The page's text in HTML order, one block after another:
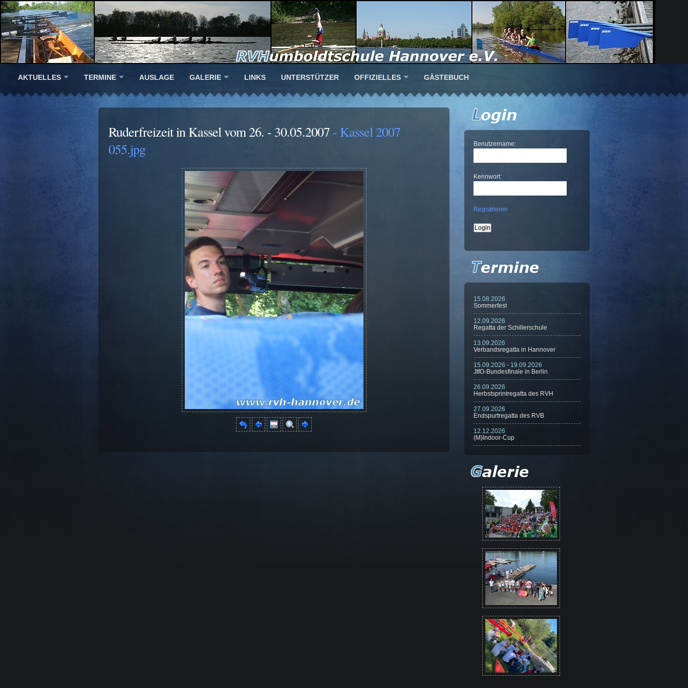
AKTUELLES TERMINE AUSLAGE GALERIE LINKS UNTERSTÜTZER OFFIZIELLES GÄSTEBUCH
Ruderfreizeit in Kassel vom 26. - 30.05.2007 - Kassel 2007
055.jpg
Benutzername:
Kennwort:
Registrieren
15.08.2026
Sommerfest
12.09.2026
Regatta der Schillerschule
13.09.2026
Verbandsregatta in Hannover
15.09.2026 - 19.09.2026
JtfO-Bundesfinale in Berlin
26.09.2026
Herbstsprintregatta des RVH
27.09.2026
Endspurtregatta des RVB
12.12.2026
(M)Indoor-Cup